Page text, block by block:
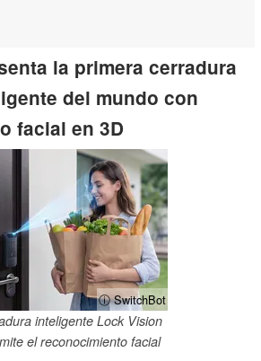
la primera cerradura
del mundo con
facial en 3D
ⓘ SwitchBot
inteligente Lock Vision
el reconocimiento facial